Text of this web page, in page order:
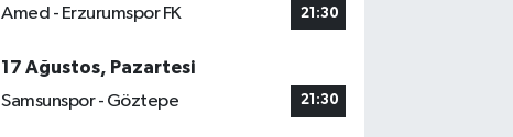
Amed - Erzurumspor FK 21:30
17 Ağustos, Pazartesi
Samsunspor - Göztepe
21:30